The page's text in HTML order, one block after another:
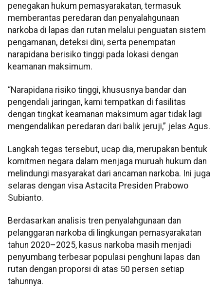
penegakan hukum pemasyarakatan, termasuk
memberantas peredaran dan penyalahgunaan
narkoba di lapas dan rutan melalui penguatan sistem
pengamanan, deteksi dini, serta penempatan
narapidana berisiko tinggi pada lokasi dengan
keamanan maksimum.
“Narapidana risiko tinggi, khususnya bandar dan
pengendali jaringan, kami tempatkan di fasilitas
dengan tingkat keamanan maksimum agar tidak lagi
mengendalikan peredaran dari balik jeruji,” jelas Agus.
Langkah tegas tersebut, ucap dia, merupakan bentuk
komitmen negara dalam menjaga muruah hukum dan
melindungi masyarakat dari ancaman narkoba. Ini juga
selaras dengan visa Astacita Presiden Prabowo
Subianto.
Berdasarkan analisis tren penyalahgunaan dan
pelanggaran narkoba di lingkungan pemasyarakatan
tahun 2020–2025, kasus narkoba masih menjadi
penyumbang terbesar populasi penghuni lapas dan
rutan dengan proporsi di atas 50 persen setiap
tahunnya.